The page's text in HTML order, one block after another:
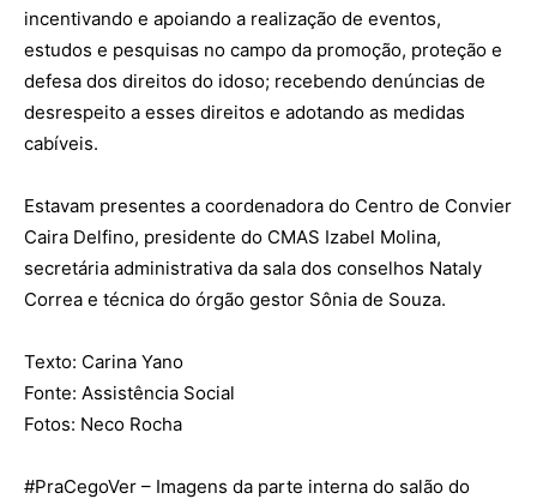
incentivando e apoiando a realização de eventos,
estudos e pesquisas no campo da promoção, proteção e
defesa dos direitos do idoso; recebendo denúncias de
desrespeito a esses direitos e adotando as medidas
cabíveis.
Estavam presentes a coordenadora do Centro de Convier
Caira Delfino, presidente do CMAS Izabel Molina,
secretária administrativa da sala dos conselhos Nataly
Correa e técnica do órgão gestor Sônia de Souza.
Texto: Carina Yano
Fonte: Assistência Social
Fotos: Neco Rocha
#PraCegoVer – Imagens da parte interna do salão do